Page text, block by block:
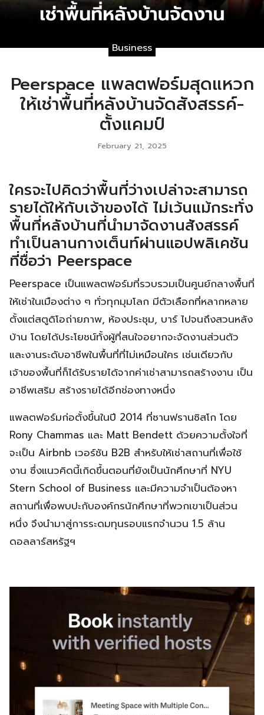
Business
Peerspace แพลตฟอร์มสุดแหวก
ให้เช่าพื้นที่หลังบ้านจัดสังสรรค์-
ตั้งแคมป์
February 21, 2025
ใครจะไปคิดว่าพื้นที่ว่างเปล่าจะสามารถ
รายได้ให้กับเจ้าของได้ ไม่เว้นแม้กระทั่ง
พื้นที่หลังบ้านที่นำมาจัดงานสังสรรค์
ทำเป็นลานกางเต็นท์ผ่านแอปพลิเคชัน
ที่ชื่อว่า Peerspace
Peerspace เป็นแพลตฟอร์มที่รวบรวมเป็นศูนย์กลางพื้นที่
ให้เช่าในเมืองต่าง ๆ ทั่วทุกมุมโลก มีตัวเลือกที่หลากหลาย
ตั้งแต่สตูดิโอถ่ายภาพ, ห้องประชุม, บาร์ ไปจนถึงสวนหลัง
บ้าน โดยได้ประโยชน์ทั้งผู้ที่สนใจอยากจะจัดงานส่วนตัว
และงานระดับอาชีพในพื้นที่ที่ไม่เหมือนใคร เช่นเดียวกับ
เจ้าของพื้นที่ก็ได้รับรายได้จากค่าเช่าสามารถสร้างงาน เป็น
อาชีพเสริม สร้างรายได้อีกช่องทางหนึ่ง
แพลตฟอร์มก่อตั้งขึ้นในปี 2014 ที่ซานฟรานซิสโก โดย
Rony Chammas และ Matt Bendett ด้วยความตั้งใจที่
จะเป็น Airbnb เวอร์ชัน B2B สำหรับให้เช่าสถานที่เพื่อใช้
งาน ซึ่งแนวคิดนี้เกิดขึ้นตอนที่ยังเป็นนักศึกษาที่ NYU
Stern School of Business และมีความจำเป็นต้องหา
สถานที่เพื่อพบปะกับองค์กรนักศึกษาที่พวกเขาเป็นส่วน
หนึ่ง จึงนำมาสู่การระดมทุนรอบแรกจำนวน 1.5 ล้าน
ดอลลาร์สหรัฐฯ